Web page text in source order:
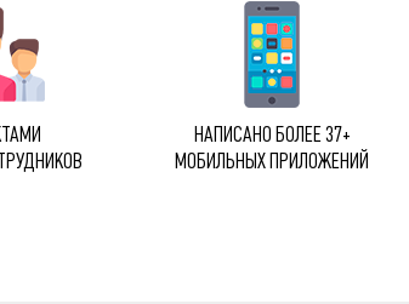
НАПИСАНО БОЛЕЕ 37+
МОБИЛЬНЫХ ПРИЛОЖЕНИЙ